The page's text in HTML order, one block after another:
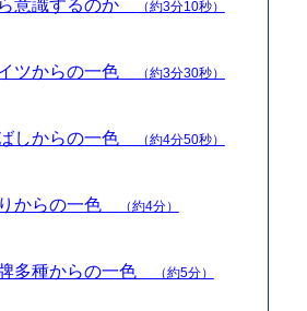
意識するのか （約3分10秒）
ツからの一色 （約3分30秒）
しからの一色 （約4分50秒）
からの一色 （約4分）
多種からの一色 （約5分）